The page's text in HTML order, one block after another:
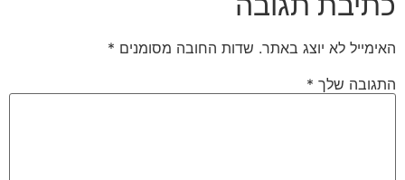
האימייל לא יוצג באתר. שדות החובה מסומנים *
התגובה שלך *